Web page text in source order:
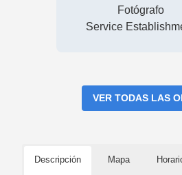
Fotógrafo
Service
VER TODAS LAS
Descripción Mapa